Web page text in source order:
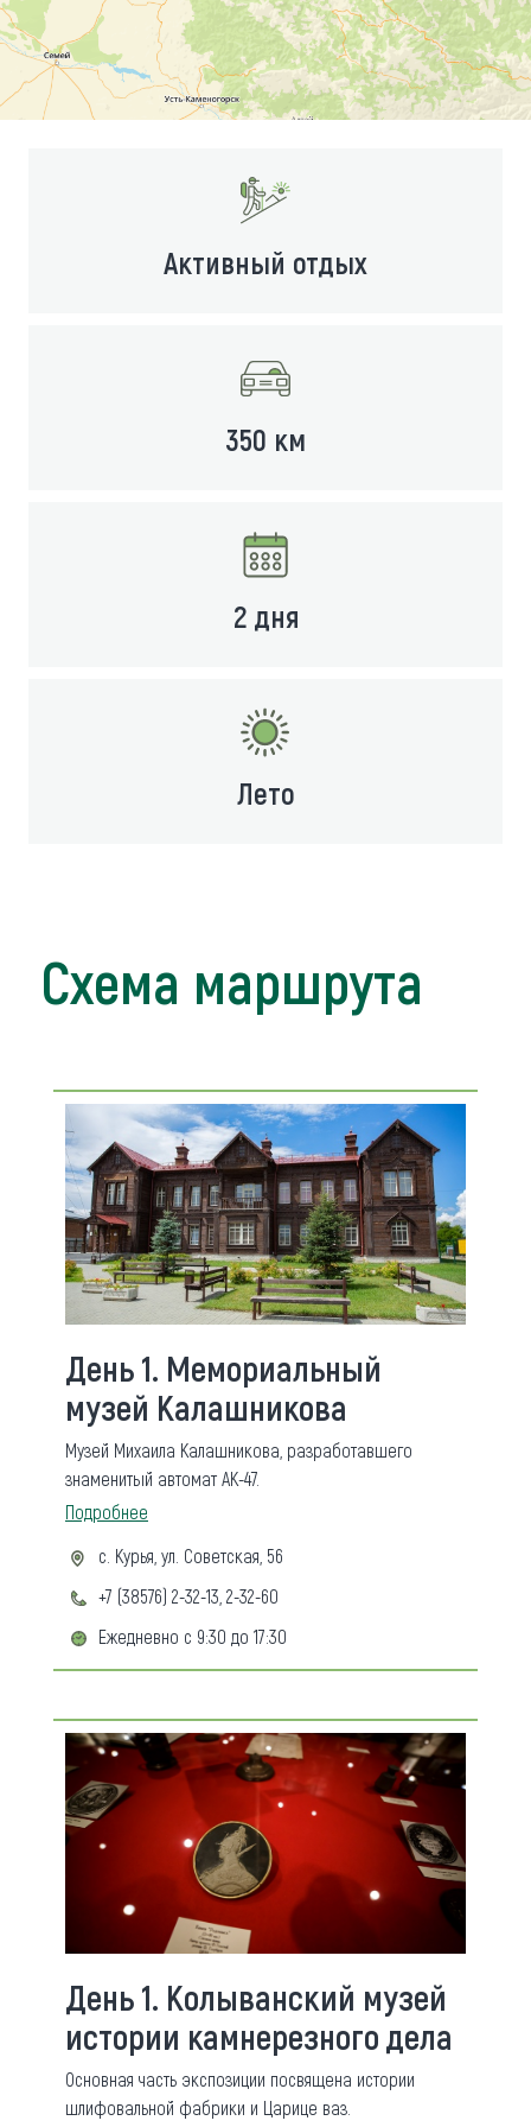
Активный отдых
350 км
2 дня
Лето
Схема маршрута
День 1. Мемориальный
музей Калашникова
Музей Михаила Калашникова, разработавшего
знаменитый автомат АК-47.
Подробнее
с. Курья, ул. Советская, 56
+7 (38576) 2-32-13, 2-32-60
Ежедневно с 9:30 до 17:30
День 1. Колыванский музей
истории камнерезного дела
Основная часть экспозиции посвящена истории
шлифовальной фабрики и Царице ваз.